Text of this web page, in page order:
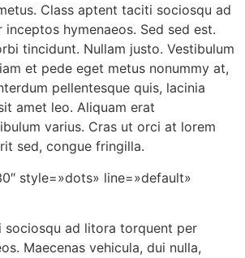
Class aptent taciti sociosqu ad
hymenaeos. Sed sed est.
tincidunt. Nullam justo. Vestibulum
et pede eget metus nonummy at,
pellentesque quis, lacinia
amet leo. Aliquam erat
varius. Cras ut orci at lorem
sed, congue fringilla.
style=»dots» line=»default»
sociosqu ad litora torquent per
Maecenas vehicula, dui nulla,